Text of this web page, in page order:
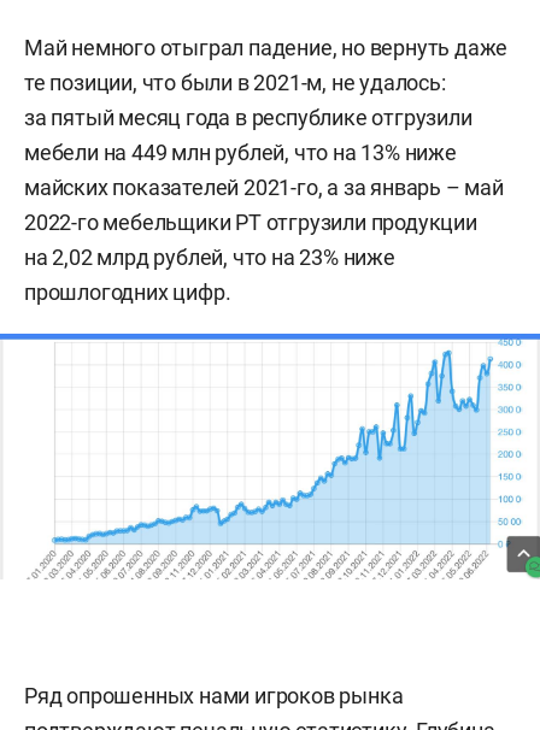
Май немного отыграл падение, но вернуть даже
те позиции, что были в 2021-м, не удалось:
за пятый месяц года в республике отгрузили
мебели на 449 млн рублей, что на 13% ниже
майских показателей 2021-го, а за январь – май
2022-го мебельщики РТ отгрузили продукции
на 2,02 млрд рублей, что на 23% ниже
прошлогодних цифр.
Ряд опрошенных нами игроков рынка